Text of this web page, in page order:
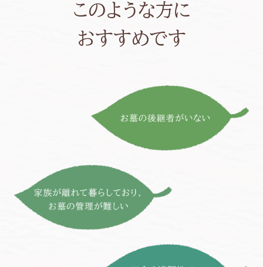
このような方に
おすすめです